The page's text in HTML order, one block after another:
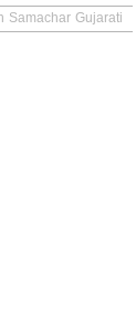
Samachar Gujarati